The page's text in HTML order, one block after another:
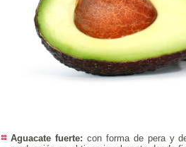
Aguacate fuerte: con forma de pera y